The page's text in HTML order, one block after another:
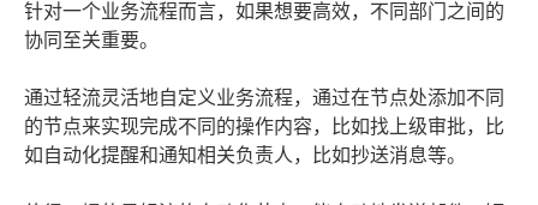
针对一个业务流程而言，如果想要高效，不同部门之间的
协同至关重要。
通过轻流灵活地自定义业务流程，通过在节点处添加不同
的节点来实现完成不同的操作内容，比如找上级审批，比
如自动化提醒和通知相关负责人，比如抄送消息等。